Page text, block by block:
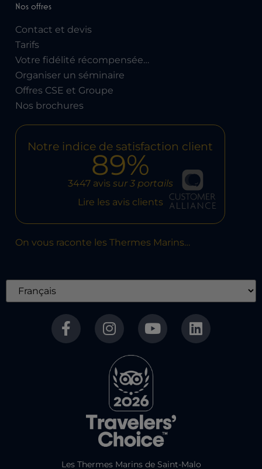
Nos offres
Contact et devis
Tarifs
Votre fidélité récompensée…
Organiser un séminaire
Offres CSE et Groupe
Nos brochures
Notre indice de satisfaction client
89%
3447 avis sur 3 portails
Lire les avis clients
On vous raconte les Thermes Marins…
Les Thermes Marins de Saint-Malo